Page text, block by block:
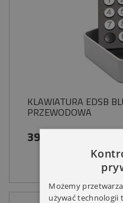
KLAWIATURA EDSB
PRZEWODOWA
399,00 zł
Możemy
używać technologii